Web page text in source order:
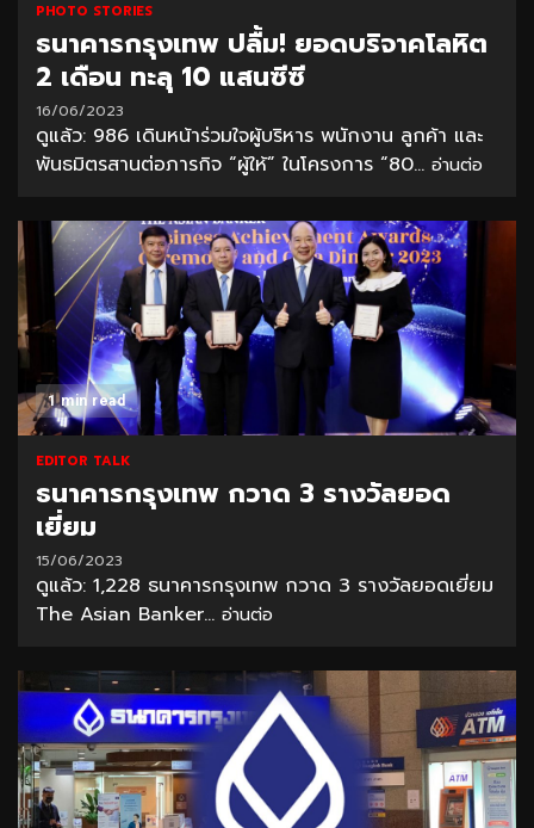
PHOTO STORIES
ธนาคารกรุงเทพ ปลื้ม! ยอดบริจาคโลหิต
2 เดือน ทะลุ 10 แสนซีซี
16/06/2023
ดูแล้ว: 986 เดินหน้าร่วมใจผู้บริหาร พนักงาน ลูกค้า และ
พันธมิตรสานต่อภารกิจ “ผู้ให้” ในโครงการ “80... อ่านต่อ
1 min read
EDITOR TALK
ธนาคารกรุงเทพ กวาด 3 รางวัลยอด
เยี่ยม
15/06/2023
ดูแล้ว: 1,228 ธนาคารกรุงเทพ กวาด 3 รางวัลยอดเยี่ยม
The Asian Banker... อ่านต่อ